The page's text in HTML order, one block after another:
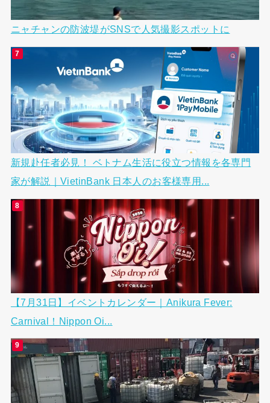
ニャチャンの防波堤がSNSで人気撮影スポットに
新規赴任者必見！ ベトナム生活に役立つ情報を各専門
家が解説｜VietinBank 日本人のお客様専用...
【7月31日】イベントカレンダー｜Anikura Fever:
Carnival！Nippon Oi...